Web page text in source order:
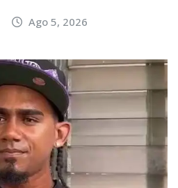
Ago 5, 2026